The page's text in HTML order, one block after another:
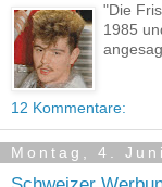
"Die
1985
12 Kommentare:
Montag, 4.